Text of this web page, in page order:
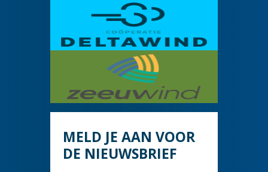
MELD JE AAN VOOR
DE NIEUWSBRIEF